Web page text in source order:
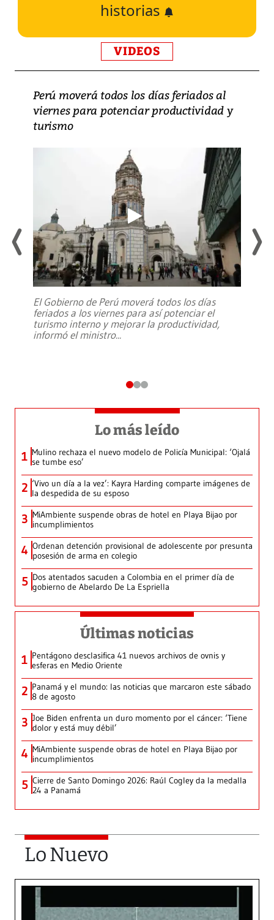
historias
VIDEOS
Perú moverá todos los días feriados al
viernes para potenciar productividad y
turismo
El Gobierno de Perú moverá todos los días
feriados a los viernes para así potenciar el
turismo interno y mejorar la productividad,
informó el ministro...
Lo más leído
1 Mulino rechaza el nuevo modelo de Policía Municipal: ‘Ojalá
se tumbe eso’
2 ‘Vivo un día a la vez’: Kayra Harding comparte imágenes de
la despedida de su esposo
3 MiAmbiente suspende obras de hotel en Playa Bijao por
incumplimientos
4 Ordenan detención provisional de adolescente por presunta
posesión de arma en colegio
5 Dos atentados sacuden a Colombia en el primer día de
gobierno de Abelardo De La Espriella
Últimas noticias
1 Pentágono desclasifica 41 nuevos archivos de ovnis y
esferas en Medio Oriente
2 Panamá y el mundo: las noticias que marcaron este sábado
8 de agosto
3 Joe Biden enfrenta un duro momento por el cáncer: ‘Tiene
dolor y está muy débil’
4 MiAmbiente suspende obras de hotel en Playa Bijao por
incumplimientos
5 Cierre de Santo Domingo 2026: Raúl Cogley da la medalla
24 a Panamá
Lo Nuevo